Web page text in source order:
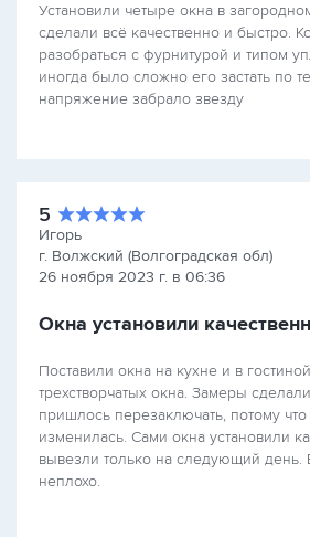
Установили четыре окна в
сделали всё качественно и быстро.
разобраться с фурнитурой и типом
иногда было сложно его застать по
напряжение забрало звезду
5
Игорь
г. Волжский (Волгоградская обл)
26 ноября 2023 г. в 06:36
Окна установили
Поставили окна на кухне и в
трехстворчатых окна. Замеры
пришлось перезаключать, потому
изменилась. Сами окна установили
вывезли только на следующий день.
неплохо.